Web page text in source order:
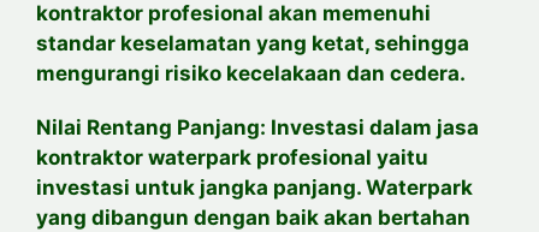
kontraktor profesional akan memenuhi
standar keselamatan yang ketat, sehingga
mengurangi risiko kecelakaan dan cedera.
Nilai Rentang Panjang: Investasi dalam jasa
kontraktor waterpark profesional yaitu
investasi untuk jangka panjang. Waterpark
yang dibangun dengan baik akan bertahan